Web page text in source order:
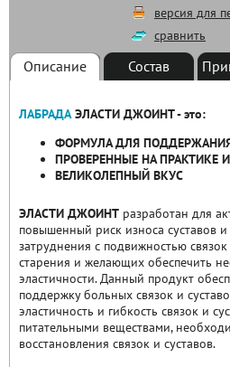
версия для
сравнить
Описание Состав
ЛАБРАДА ЭЛАСТИ ДЖОИНТ - это:
ФОРМУЛА ДЛЯ
ПРОВЕРЕННЫЕ НА ПРАКТИКЕ
ВЕЛИКОЛЕПНЫЙ ВКУС
ЭЛАСТИ ДЖОИНТ разработан для
повышенный риск износа суставов и
затруднения с подвижностью связок
старения и желающих обеспечить
эластичности. Данный продукт
поддержку больных связок и
эластичность и гибкость связок и
питательными веществами,
восстановления связок и суставов.